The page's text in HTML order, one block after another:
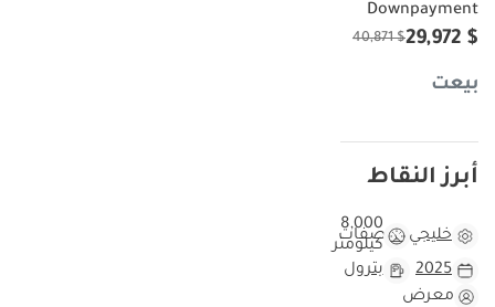
Downpayment
$ 29,972
$ 40,871
بيعت
أبرز النقاط
خليجي مواصفات
8,000
كيلومتر
2025
بترول
معرض